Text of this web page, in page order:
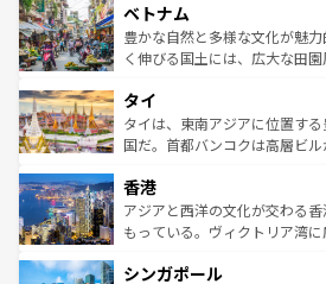
参照してほしい。
容にもいいと評判のスイーツな
が味わえる。 なお、新着の
照してほしい。
き、地方に足を延ばせば四季折
できる。そして、キムチや焼
まで、さまざまな韓国料理が
リティに包まれながら、韓国の
わってみてほしい
覧を参照してほしい。
ベトナム
豊かな自然と多様な文化が魅
く伸びる国土には、広大な田
急速な発展と共に伝統が息づく
ーチミン市のフランス統治時
醸し出している。また、バラ
とつ。フォーやバインミー、ベ
ひ現地で味わいたい。どの地
が旅行者を迎えてくれるので
参照してほしい。
タイ
タイは、東南アジアに位置す
国だ。首都バンコクは高層ビ
の活気が交差している。北部で
帯で自然と触れ合い、南部で
いビーチでリゾート気分を楽
激する。気候は一年中温暖で、
香港
アジアと西洋の文化が交わる
もっている。ヴィクトリア湾
み、どこを訪れても感動するは
シンガポール